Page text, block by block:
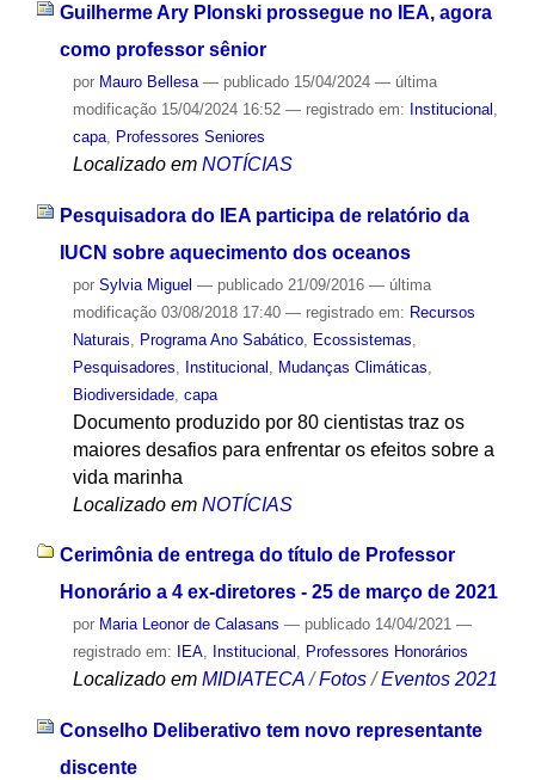
Guilherme Ary Plonski prossegue no IEA, agora
como professor sênior
por Mauro Bellesa — publicado15/04/2024 — última
modificação15/04/2024 16:52 — registrado em: Institucional
capa, Professores Seniores
Localizado em NOTÍCIAS
Pesquisadora do IEA participa de relatório da
IUCN sobre aquecimento dos oceanos
por Sylvia Miguel — publicado21/09/2016 — última
modificação03/08/2018 17:40 — registrado em: Recursos
Naturais
Programa Ano Sabático, Ecossistemas
Pesquisadores
Institucional Mudanças Climáticas
Biodiversidade, capa
Documento produzido por 80 cientistas traz os
maiores desafios para enfrentar os efeitos sobre a
vida marinha
Localizado em NOTÍCIAS
Cerimônia de entrega do título de Professor
Honorário a 4 ex-diretores - 25 de março de 2021
por Maria Leonor de Calasans — publicado14/04/2021 —
registrado em:
IEA, Institucional , Professores Honorários
Localizado em MIDIATECA /Fotos /Eventos 2021
Conselho Deliberativo tem novo representante
discente